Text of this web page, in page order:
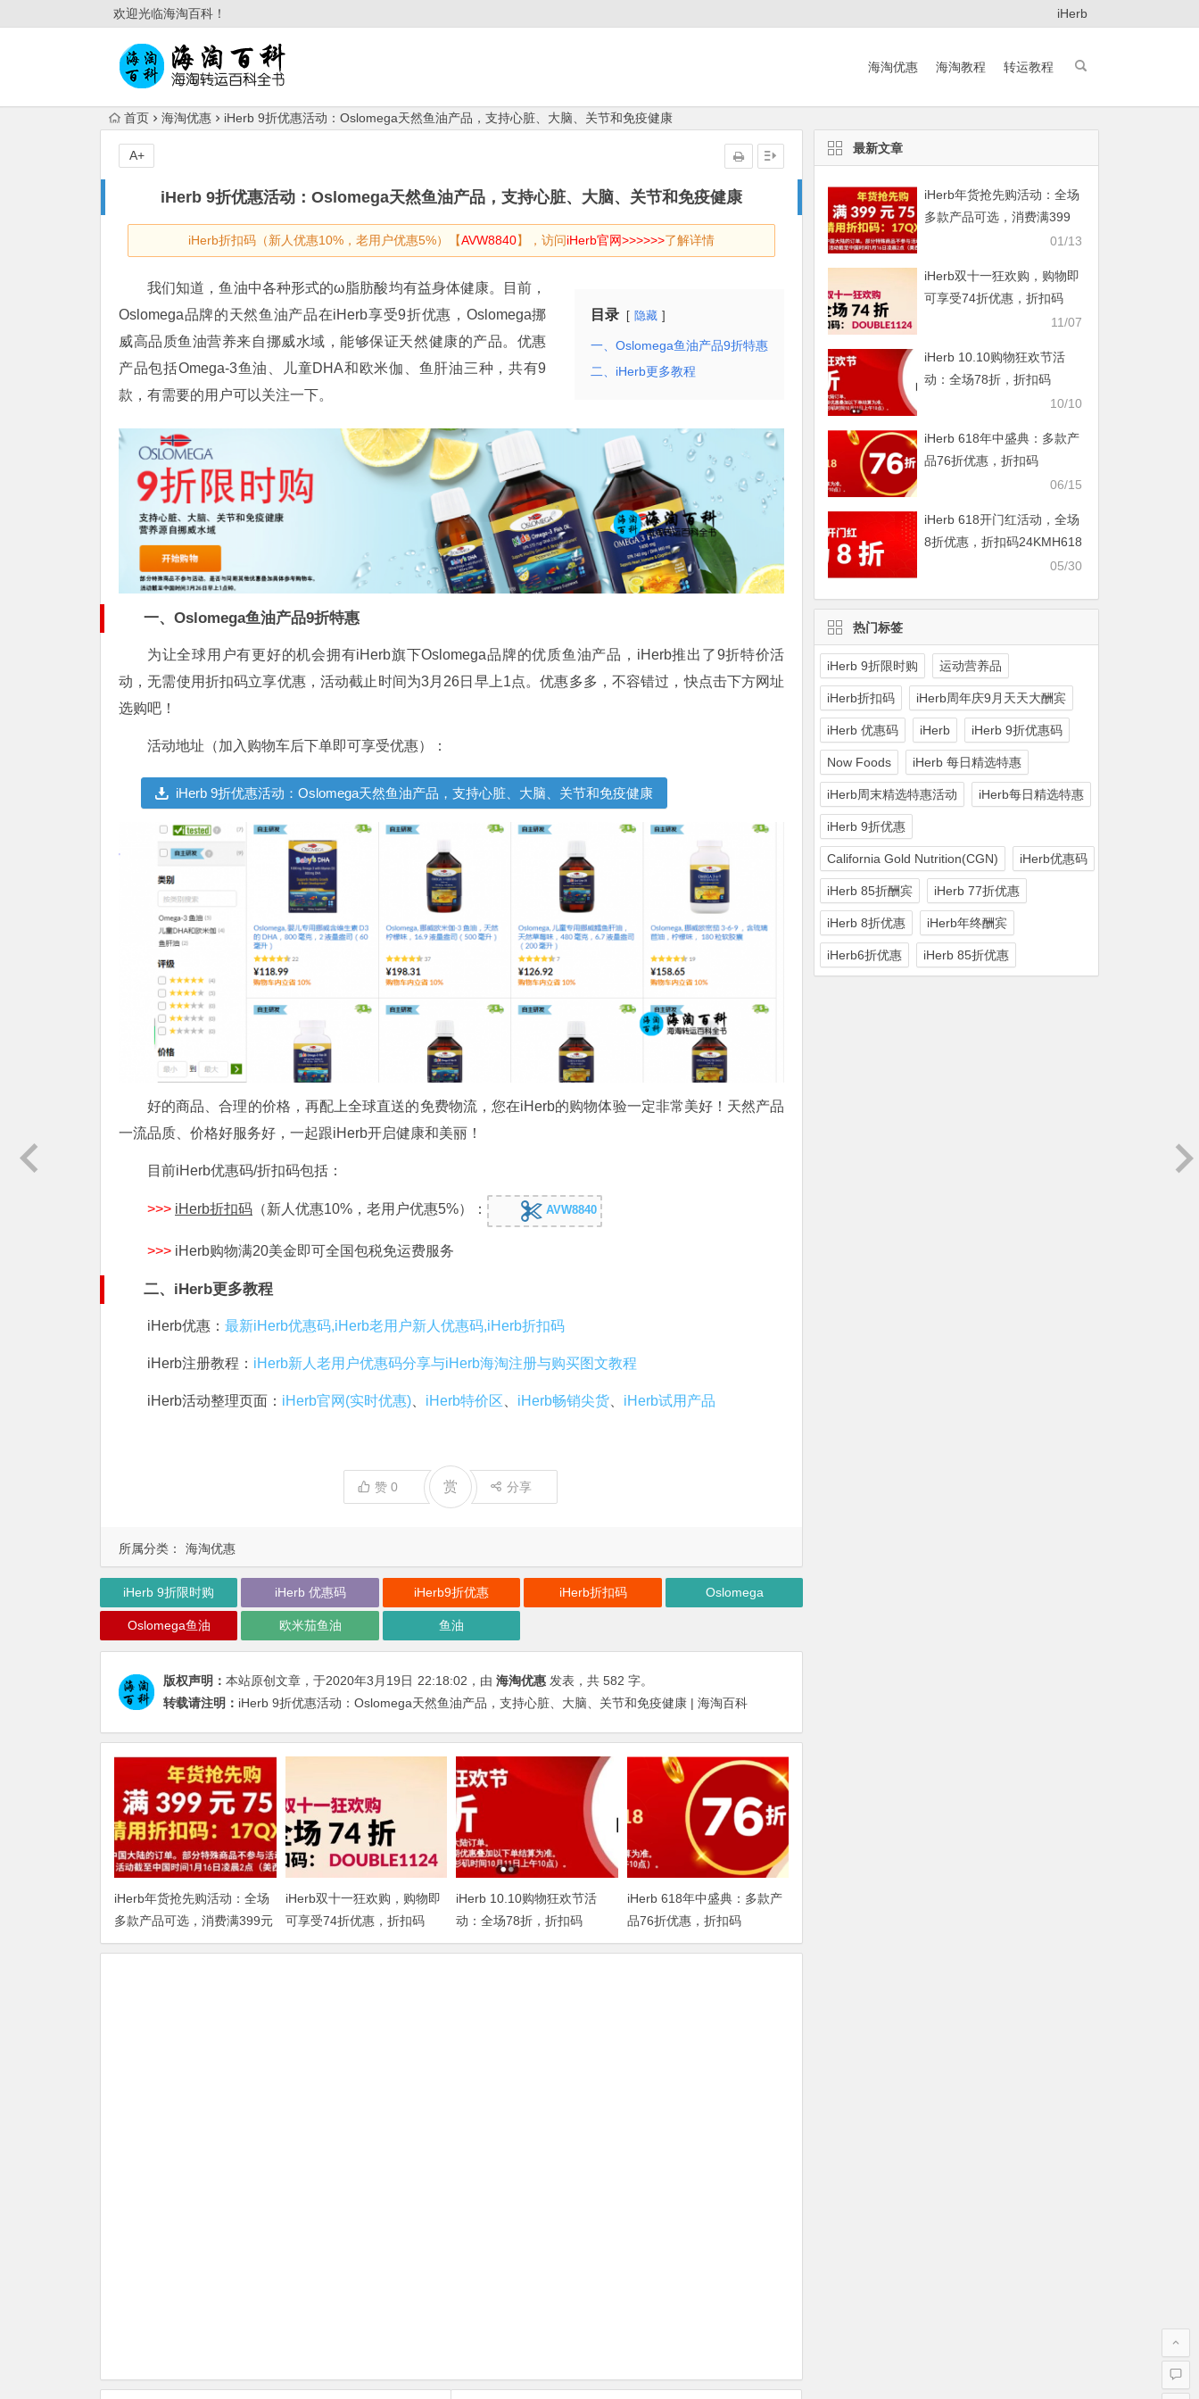
欢迎光临海淘百科！ iHerb
海淘优惠 海淘教程 转运教程
首页 海淘优惠 iHerb 9折优惠活动：Oslomega天然鱼油产品，支持心脏、大脑、关节和免疫健康
iHerb 9折优惠活动：Oslomega天然鱼油产品，支持心脏、大脑、关节和免疫健康
iHerb折扣码（新人优惠10%，老用户优惠5%）【AVW8840】，访问iHerb官网>>>>>>了解详情
A+
所属分类： 海淘优惠
目录 隐藏
一、Oslomega鱼油产品9折特惠
二、iHerb更多教程
我们知道，鱼油中各种形式的ω脂肪酸均有益身体健康。目前，
Oslomega品牌的天然鱼油产品在iHerb享受9折优惠，Oslomega挪
威高品质鱼油营养来自挪威水域，能够保证天然健康的产品。优惠
产品包括Omega-3鱼油、儿童DHA和欧米伽、鱼肝油三种，共有9
款，有需要的用户可以关注一下。
一、Oslomega鱼油产品9折特惠
为让全球用户有更好的机会拥有iHerb旗下Oslomega品牌的优质鱼油产品，iHerb推出了9折特价活
动，无需使用折扣码立享优惠，活动截止时间为3月26日早上1点。优惠多多，不容错过，快点击下方网址
选购吧！
活动地址（加入购物车后下单即可享受优惠）：
iHerb 9折优惠活动：Oslomega天然鱼油产品，支持心脏、大脑、关节和免疫健康
好的商品、合理的价格，再配上全球直送的免费物流，您在iHerb的购物体验一定非常美好！天然产品
一流品质、价格好服务好，一起跟iHerb开启健康和美丽！
目前iHerb优惠码/折扣码包括：
>>> iHerb折扣码 （新人优惠10%，老用户优惠5%）： AVW8840
>>> iHerb购物满20美金即可全国包税免运费服务
二、iHerb更多教程
iHerb优惠： 最新iHerb优惠码,iHerb老用户新人优惠码,iHerb折扣码
iHerb注册教程： iHerb新人老用户优惠码分享与iHerb海淘注册与购买图文教程
iHerb活动整理页面： iHerb官网(实时优惠) iHerb特价区 iHerb畅销尖货 iHerb试用产品
赞 0 赏 分享
iHerb 9折限时购 iHerb 优惠码 iHerb9折优惠 iHerb折扣码 Oslomega
Oslomega鱼油 欧米茄鱼油 鱼油
版权声明： 本站原创文章，于2020年3月19日 22:18:02 ，由 海淘优惠 发表，共 582 字。
转载请注明： iHerb 9折优惠活动：Oslomega天然鱼油产品，支持心脏、大脑、关节和免疫健康 | 海淘百科
iHerb年货抢先购活动：全场
多款产品可选，消费满399元
即享75折
iHerb双十一狂欢购，购物即
可享受74折优惠，折扣码
DOUBLE1124
iHerb 10.10购物狂欢节活
动：全场78折，折扣码
IHERBDM10
iHerb 618年中盛典：多款产
品76折优惠，折扣码
2024BUY618
最新文章
iHerb年货抢先购活动：全场
多款产品可选，消费满399
01/13
iHerb双十一狂欢购，购物即
可享受74折优惠，折扣码
11/07
iHerb 10.10购物狂欢节活
动：全场78折，折扣码
10/10
iHerb 618年中盛典：多款产
品76折优惠，折扣码
06/15
iHerb 618开门红活动，全场
8折优惠，折扣码24KMH618
05/30
热门标签
iHerb 9折限时购 运动营养品
iHerb折扣码 iHerb周年庆9月天天大酬宾
iHerb 优惠码 iHerb iHerb 9折优惠码
Now Foods iHerb 每日精选特惠
iHerb周末精选特惠活动 iHerb每日精选特惠
iHerb 9折优惠
California Gold Nutrition(CGN) iHerb优惠码
iHerb 85折酬宾 iHerb 77折优惠
iHerb 8折优惠 iHerb年终酬宾
iHerb6折优惠 iHerb 85折优惠